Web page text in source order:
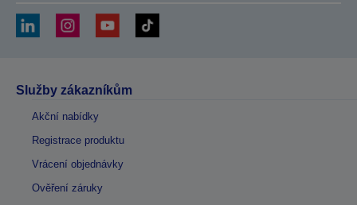
Služby zákazníkům
Akční nabídky
Registrace produktu
Vrácení objednávky
Ověření záruky